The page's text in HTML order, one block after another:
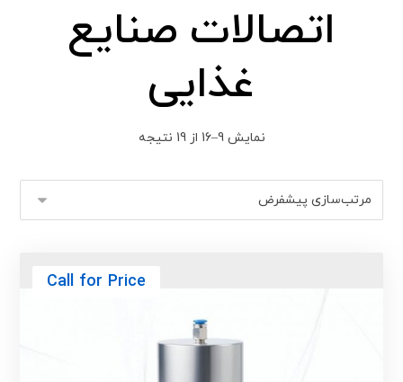
اتصالات صنایع
غذایی
نمایش 9–16 از 19 نتیجه
Call for Price